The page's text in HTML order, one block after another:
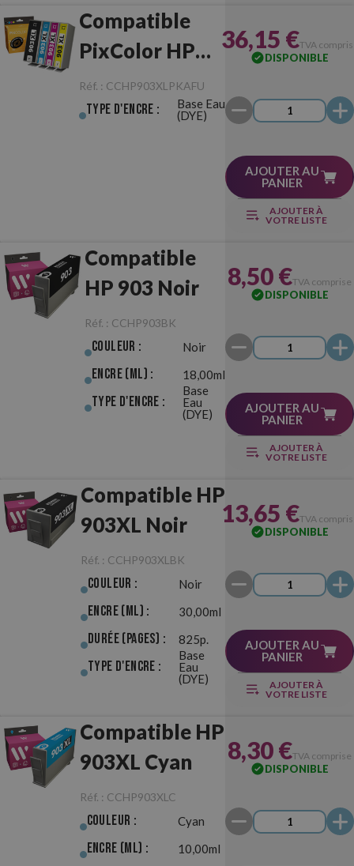
Compatible
PixColor HP
903XL Pack 4
(BK/C/M/Y)
Réf. : CCHP903XLPKAFU
Type d'Encre :
Base Eau
(DYE)
36,15 €TVA
DISPONIBLE
AJOUTER AU
PANIER
AJOUTER À
VOTRE LISTE
Compatible
HP 903 Noir
Réf. : CCHP903BK
Couleur : Noir
Encre (ml) : 18,00ml
Type d'Encre :
Base
Eau
(DYE)
8,50 €TVA comprise
DISPONIBLE
AJOUTER AU
PANIER
AJOUTER À
VOTRE LISTE
Compatible HP
903XL Noir
Réf. : CCHP903XLBK
Couleur : Noir
Encre (ml) : 30,00ml
Durée (pages) : 825p.
Type d'Encre :
Base
Eau
(DYE)
13,65 €TVA
DISPONIBLE
AJOUTER AU
PANIER
AJOUTER À
VOTRE LISTE
Compatible HP
903XL Cyan
Réf. : CCHP903XLC
Couleur : Cyan
Encre (ml) : 10,00ml
8,30 €TVA comprise
DISPONIBLE